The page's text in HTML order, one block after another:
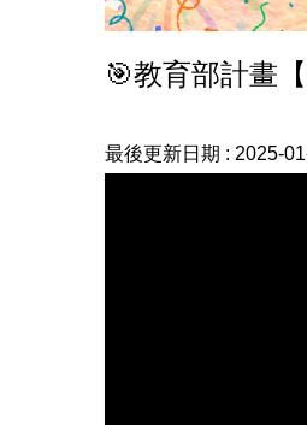
🎯教育部計畫
最後更新日期 : 2025-